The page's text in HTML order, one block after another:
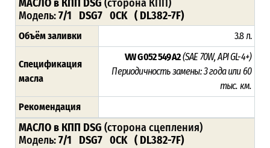
МАСЛО в КПП DSG (сторона КПП)
Модель:7/1 DSG7 0CK ( DL382-7F)
Объём заливки 3.8 л.
Спецификация
масла
VW G 052 549 A2(SAE 70W, API GL-4+)
Периодичность замены: 3 года или 60
тыс. км.
Рекомендация
МАСЛО в КПП DSG (сторона сцепления)
Модель:7/1 DSG7 0CK ( DL382-7F)